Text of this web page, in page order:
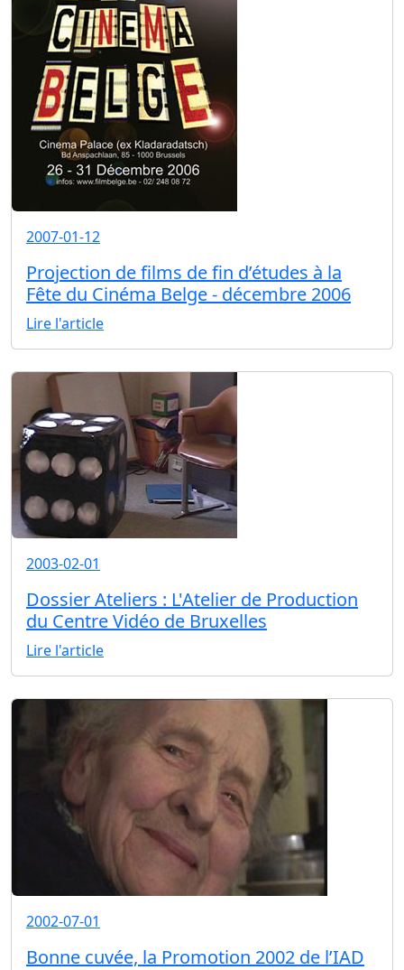
2007-01-12
Projection de films de fin d’études à la
Fête du Cinéma Belge - décembre 2006
Lire l'article
2003-02-01
Dossier Ateliers : L'Atelier de Production
du Centre Vidéo de Bruxelles
Lire l'article
2002-07-01
Bonne cuvée, la Promotion 2002 de l’IAD